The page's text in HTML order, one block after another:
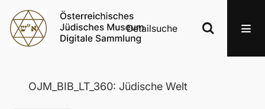
Detailsuche
OJM_BIB_LT_360: Jüdische Welt